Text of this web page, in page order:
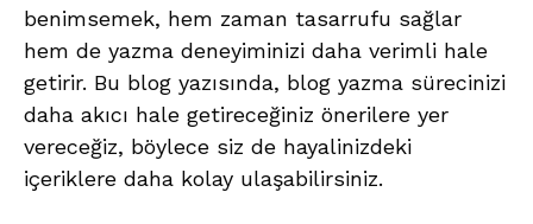
benimsemek, hem zaman tasarrufu sağlar
hem de yazma deneyiminizi daha verimli hale
getirir. Bu blog yazısında, blog yazma sürecinizi
daha akıcı hale getireceğiniz önerilere yer
vereceğiz, böylece siz de hayalinizdeki
içeriklere daha kolay ulaşabilirsiniz.